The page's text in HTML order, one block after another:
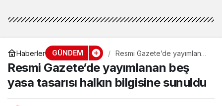
Haberler GÜNDEM
Resmi Gazete’de yayımlanan
beş yasa tasarısı halkın
bilgisine sunuldu
Resmi Gazete’de yayımlanan beş
yasa tasarısı halkın bilgisine sunuldu